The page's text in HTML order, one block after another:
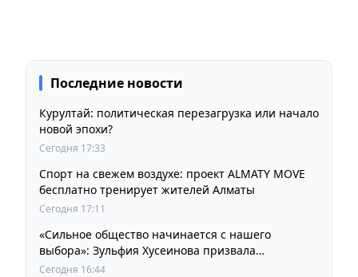
Последние новости
Курултай: политическая перезагрузка или начало
новой эпохи?
Сегодня 17:33
Спорт на свежем воздухе: проект ALMATY MOVE
бесплатно тренирует жителей Алматы
Сегодня 17:11
«Сильное общество начинается с нашего
выбора»: Зульфия Хусеинова призвала
казахстанцев принять участие в выборах
Сегодня 16:44